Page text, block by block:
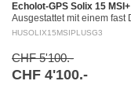
Echolot-GPS Solix 15
Ausgestattet mit einem
Helix Geräte,
HUSOLIX15MSIPLUSG3
CHF 5'100.-
CHF 4'100.-